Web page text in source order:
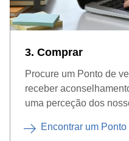
3. Comprar
Procure um Ponto de
receber
uma perceção dos
Encontrar um